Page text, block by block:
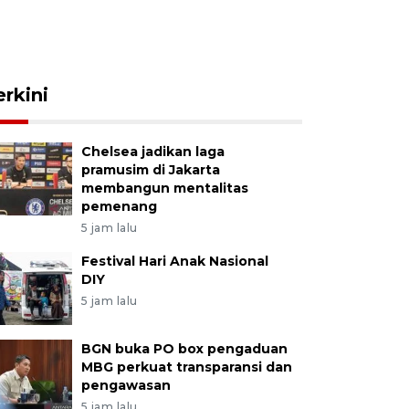
Chelsea jadikan laga
pramusim di Jakarta
membangun mentalitas
pemenang
5 jam lalu
Festival Hari Anak Nasional
DIY
5 jam lalu
BGN buka PO box pengaduan
MBG perkuat transparansi dan
pengawasan